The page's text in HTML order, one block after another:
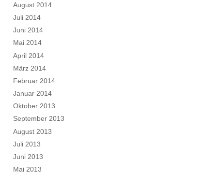
August 2014
Juli 2014
Juni 2014
Mai 2014
April 2014
März 2014
Februar 2014
Januar 2014
Oktober 2013
September 2013
August 2013
Juli 2013
Juni 2013
Mai 2013